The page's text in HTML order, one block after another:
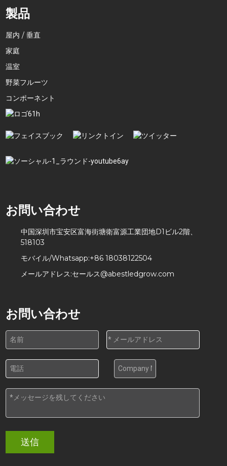
製品
屋内 / 垂直
家庭
温室
野菜フルーツ
コンポーネント
お問い合わせ
中国深圳市宝安区富海街塘衛富源工業団地D1ビル2階、
518103
モバイル/Whatsapp:+86 18038122504
メールアドレス:セールス@abestledgrow.com
お問い合わせ
送信